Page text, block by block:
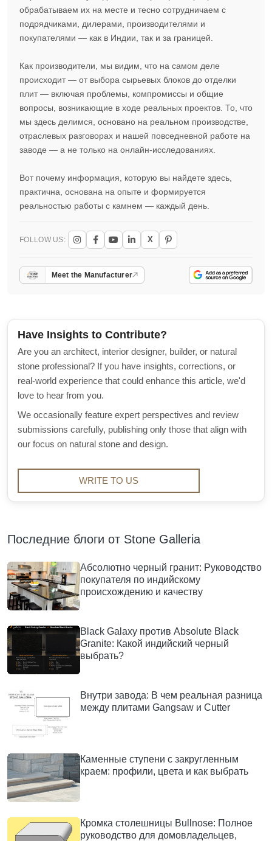
обрабатываем их на месте и тесно сотрудничаем с
подрядчиками, дилерами, производителями и
покупателями — как в Индии, так и за границей.
Как производители, мы видим, что на самом деле
происходит — от выбора сырьевых блоков до отделки
плит — включая проблемы, компромиссы и общие
вопросы, возникающие в ходе реальных проектов. То, что
мы здесь делимся, основано на реальном производстве,
отраслевых разговорах и нашей повседневной работе на
заводе — а не только на онлайн-исследованиях.
Вот почему информация, которую вы найдете здесь,
практична, основана на опыте и формируется
реальностью работы с камнем — каждый день.
FOLLOW US: X
Meet the Manufacturer
Have Insights to Contribute?
Are you an architect, interior designer, builder, or natural
stone professional? If you have insights, corrections, or
real-world experience that could enhance this article, we'd
love to hear from you.
We occasionally feature expert perspectives and review
submissions carefully, publishing only those that align with
our focus on natural stone and design.
WRITE TO US
Последние блоги от Stone Galleria
Абсолютно черный гранит: Руководство
покупателя по индийскому
происхождению и качеству
Black Galaxy против Absolute Black
Granite: Какой индийский черный
выбрать?
Внутри завода: В чем реальная разница
между плитами Gangsaw и Cutter
Каменные ступени с закругленным
краем: профили, цвета и как выбрать
Кромка столешницы Bullnose: Полное
руководство для домовладельцев,